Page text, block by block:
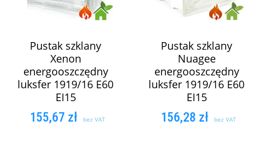
Pustak szklany
Xenon
energooszczędny
luksfer 1919/16 E60
EI15
155,67 zł bez VAT
Pustak szklany
Nuagee
energooszczędny
luksfer 1919/16 E60
EI15
156,28 zł bez VAT